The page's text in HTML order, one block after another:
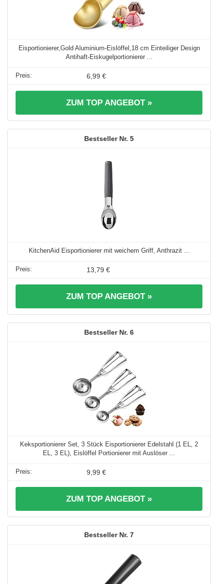
Eisportionierer,Gold Aluminium-Eislöffel,18 cm Einteiliger Design
Antihaft-Eiskugelportionierer ...
6,99 €
ZUM TOP ANGEBOT »
5
KitchenAid Eisportionierer mit weichem Griff, Anthrazit ...
13,79 €
ZUM TOP ANGEBOT »
6
Keksportionierer Set, 3 Stück Eisportionierer Edelstahl (1 EL, 2
EL, 3 EL), Eislöffel Portionierer mit Auslöser ...
9,99 €
ZUM TOP ANGEBOT »
7